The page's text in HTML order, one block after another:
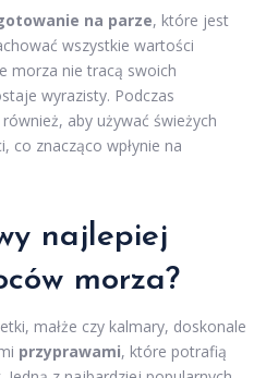
na parze, które jest
wszystkie wartości
morza nie tracą swoich
wyrazisty. Podczas
aby używać świeżych
co znacząco wpłynie na
najlepiej
morza?
małże czy kalmary, doskonale
przyprawami, które potrafią